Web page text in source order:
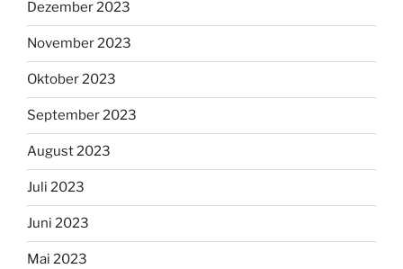
Dezember 2023
November 2023
Oktober 2023
September 2023
August 2023
Juli 2023
Juni 2023
Mai 2023